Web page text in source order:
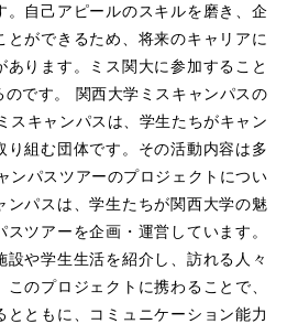
。自己アピールのスキルを磨き、企
とができるため、将来のキャリアに
あります。ミス関大に参加すること
です。 関西大学ミスキャンパスの
スキャンパスは、学生たちがキャン
り組む団体です。その活動内容は多
ンパスツアーのプロジェクトについ
ンパスは、学生たちが関西大学の魅
ツアーを企画・運営しています。
や学生生活を紹介し、訪れる人々
のプロジェクトに携わることで、
とともに、コミュニケーション能力